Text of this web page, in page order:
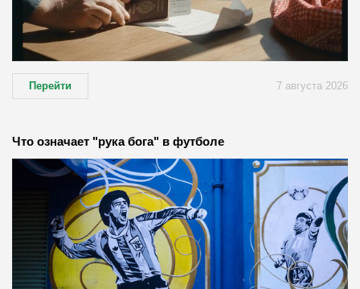
Перейти 7 августа 2026
Что означает "рука бога" в футболе